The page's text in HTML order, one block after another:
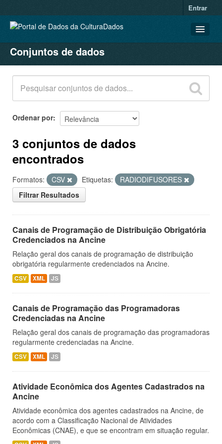
Entrar
CONJUNTOS DE DADOS
ORGANIZAÇÕES
GRUPOS
SOBRE
Conjuntos de dados
Ordenar por
3 conjuntos de dados
encontrados
Formatos: CSV Etiquetas:
RADIODIFUSORES
Filtrar Resultados
Canais de Programação de Distribuição Obrigatória
Credenciados na Ancine
Relação geral dos canais de programação de distribuição
obrigatória regularmente credenciados na Ancine.
CSV XML JS
Canais de Programação das Programadoras
Credenciadas na Ancine
Relação geral dos canais de programação das programadoras
regularmente credenciadas na Ancine.
CSV XML JS
Atividade Econômica dos Agentes Cadastrados na
Ancine
Atividade econômica dos agentes cadastrados na Ancine, de
acordo com a Classificação Nacional de Atividades
Econômicas (CNAE), e que se encontram em situação regular.